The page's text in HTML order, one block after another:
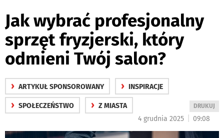
Jak wybrać profesjonalny
sprzęt fryzjerski, który
odmieni Twój salon?
› ARTYKUŁ SPONSOROWANY › INSPIRACJE
› SPOŁECZEŃSTWO › Z MIASTA
WYDRUKUJ
DRUKUJ
4 grudnia 2025 09:08